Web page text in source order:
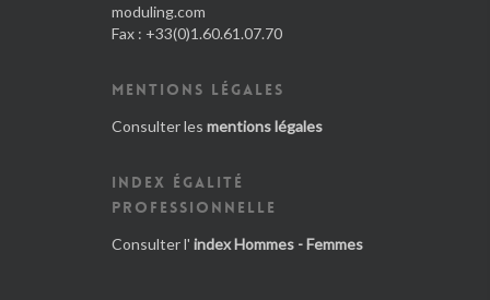
moduling.com
Fax : +33(0)1.60.61.07.70
MENTIONS LÉGALES
Consulter les mentions légales
INDEX ÉGALITÉ
PROFESSIONNELLE
Consulter l' index Hommes - Femmes